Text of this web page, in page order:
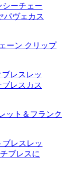
ーン クリップ
ット＆フランク